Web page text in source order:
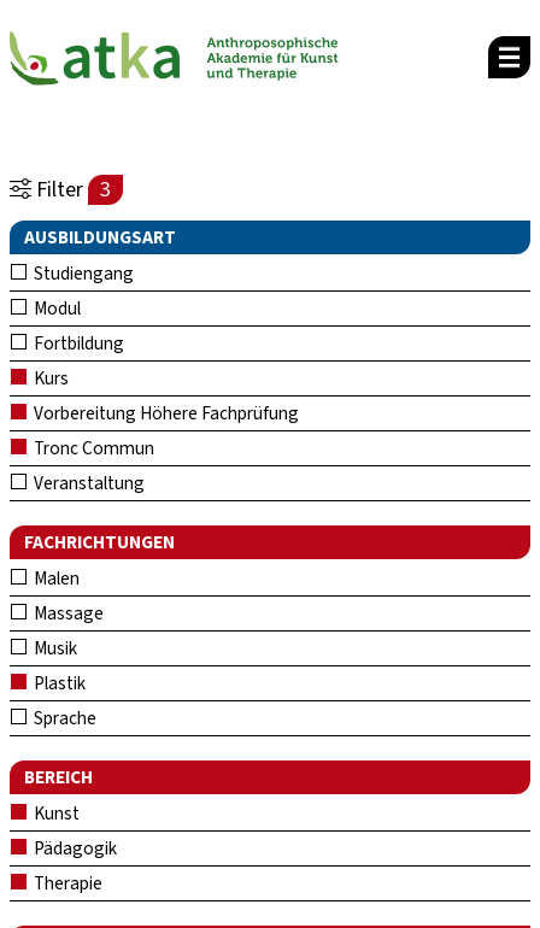
Filter 3
AUSBILDUNGSART
Studiengang
Modul
Fortbildung
Kurs
Vorbereitung Höhere Fachprüfung
Tronc Commun
Veranstaltung
FACHRICHTUNGEN
Malen
Massage
Musik
Plastik
Sprache
BEREICH
Kunst
Pädagogik
Therapie